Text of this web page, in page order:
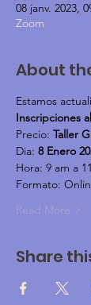
08 janv. 2023,
Zoom
About
Estamos
Inscripciones
Precio: Taller
Dia: 8 Enero
Hora: 9 am a
Formato:
Read More >
Share